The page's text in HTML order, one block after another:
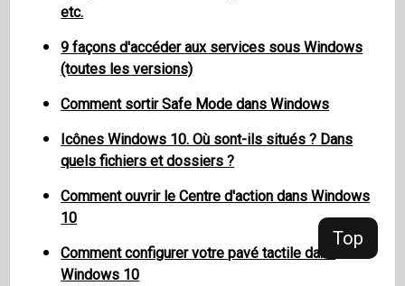
Top
etc.
9 façons d'accéder aux services sous Windows
(toutes les versions)
Comment sortir Safe Mode dans Windows
Icônes Windows 10. Où sont-ils situés ? Dans
quels fichiers et dossiers ?
Comment ouvrir le Centre d'action dans Windows
10
Comment configurer votre pavé tactile dans
Windows 10